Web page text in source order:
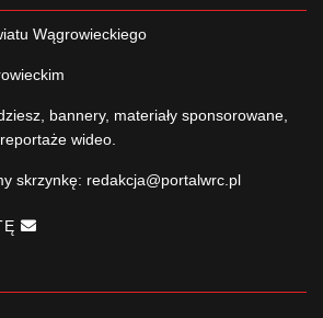
Wągrowieckiego
bannery, materiały sponsorowane,
wideo.
skrzynkę: redakcja@portalwrc.pl